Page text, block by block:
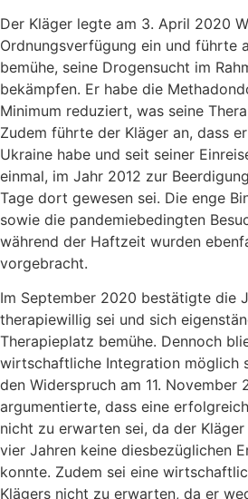
Der Kläger legte am 3. April 2020
Ordnungsverfügung ein und führte
bemühe, seine Drogensucht im
bekämpfen. Er habe die
Minimum reduziert, was seine
Zudem führte der Kläger an, dass
Ukraine habe und seit seiner
einmal, im Jahr 2012 zur
Tage dort gewesen sei. Die enge
sowie die pandemiebedingten
während der Haftzeit wurden
vorgebracht.
Im September 2020 bestätigte die
therapiewillig sei und sich
Therapieplatz bemühe. Dennoch
wirtschaftliche Integration möglich
den Widerspruch am 11. November
argumentierte, dass eine
nicht zu erwarten sei, da der
vier Jahren keine diesbezüglichen
konnte. Zudem sei eine
Klägers nicht zu erwarten, da er